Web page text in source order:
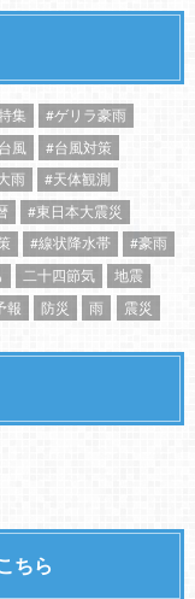
集
#ゲリラ豪雨
風
#台風対策
雨
#天体観測
#東日本大震災
#線状降水帯
#豪雨
二十四節気
地震
報 防災 雨 震災
ちら